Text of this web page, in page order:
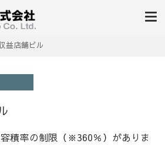
式会社
管理
益店舗ビル
積率の制限（※360％）がありま